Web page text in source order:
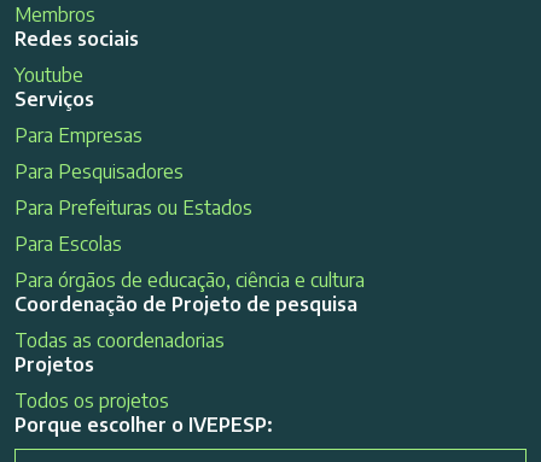
Membros
Redes sociais
Youtube
Serviços
Para Empresas
Para Pesquisadores
Para Prefeituras ou Estados
Para Escolas
Para órgãos de educação, ciência e cultura
Coordenação de Projeto de pesquisa
Todas as coordenadorias
Projetos
Todos os projetos
Porque escolher o IVEPESP: